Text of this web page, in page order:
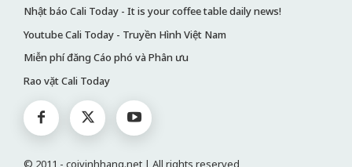
Nhật báo Cali Today - It is your coffee table daily news!
Youtube Cali Today - Truyền Hình Việt Nam
Miễn phí đăng Cáo phó và Phân ưu
Rao vặt Cali Today
© 2011 - coivinhhang.net | All rights reserved